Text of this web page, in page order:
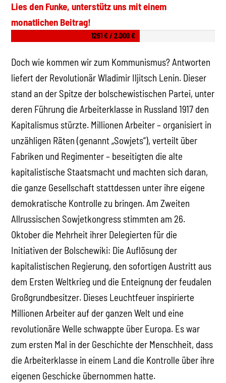
Lies den Funke, unterstütz uns mit einem
monatlichen Beitrag!
1261 € / 2.000 €
Doch wie kommen wir zum Kommunismus? Antworten
liefert der Revolutionär Wladimir Iljitsch Lenin. Dieser
stand an der Spitze der bolschewistischen Partei, unter
deren Führung die Arbeiterklasse in Russland 1917 den
Kapitalismus stürzte. Millionen Arbeiter – organisiert in
unzähligen Räten (genannt „Sowjets“), verteilt über
Fabriken und Regimenter – beseitigten die alte
kapitalistische Staatsmacht und machten sich daran,
die ganze Gesellschaft stattdessen unter ihre eigene
demokratische Kontrolle zu bringen. Am Zweiten
Allrussischen Sowjetkongress stimmten am 26.
Oktober die Mehrheit ihrer Delegierten für die
Initiativen der Bolschewiki: Die Auflösung der
kapitalistischen Regierung, den sofortigen Austritt aus
dem Ersten Weltkrieg und die Enteignung der feudalen
Großgrundbesitzer. Dieses Leuchtfeuer inspirierte
Millionen Arbeiter auf der ganzen Welt und eine
revolutionäre Welle schwappte über Europa. Es war
zum ersten Mal in der Geschichte der Menschheit, dass
die Arbeiterklasse in einem Land die Kontrolle über ihre
eigenen Geschicke übernommen hatte.